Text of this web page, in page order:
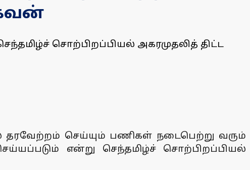
சொற்பிறப்பியல் அகரமுதலித் திட்ட
தரவேற்றம் செய்யும் பணிகள் நடைபெற்று வரும்
என்று செந்தமிழ்ச் சொற்பிறப்பியல்